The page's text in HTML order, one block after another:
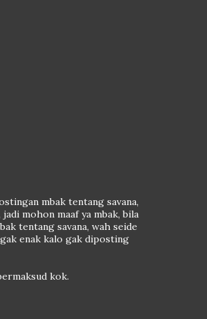
mbak tentang savana,
mohon maaf ya mbak, bila
tentang savana, wah seide
enak kalo gak diposting
kok.